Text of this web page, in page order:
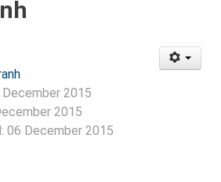
2015
2015
06 December 2015